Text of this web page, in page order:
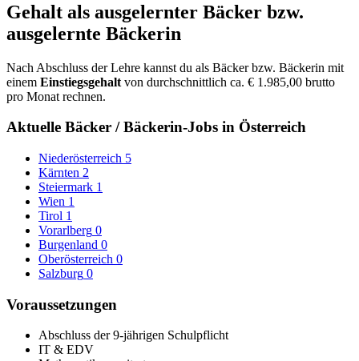
Gehalt als ausgelernter Bäcker bzw.
ausgelernte Bäckerin
Nach Abschluss der Lehre kannst du als Bäcker bzw. Bäckerin mit
einem Einstiegsgehalt von durchschnittlich ca. € 1.985,00 brutto
pro Monat rechnen.
Aktuelle Bäcker / Bäckerin-Jobs in Österreich
Niederösterreich 5
Kärnten 2
Steiermark 1
Wien 1
Tirol 1
Vorarlberg 0
Burgenland 0
Oberösterreich 0
Salzburg 0
Voraussetzungen
Abschluss der 9-jährigen Schulpflicht
IT & EDV